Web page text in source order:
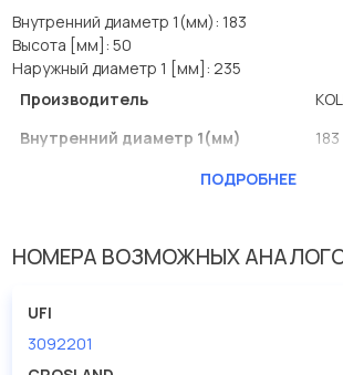
Внутренний диаметр 1(мм): 183
Высота [мм]: 50
Наружный диаметр 1 [мм]: 235
Производитель
Внутренний диаметр 1(мм)
183
ПОДРОБНЕЕ
НОМЕРА ВОЗМОЖНЫХ
UFI
3092201